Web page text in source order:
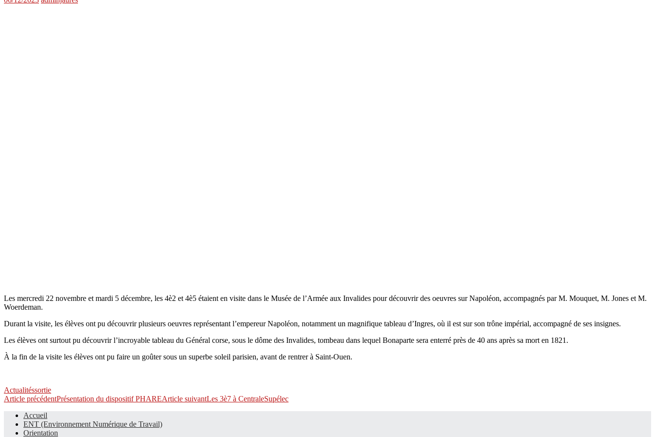
Les mercredi 22 novembre et mardi 5 décembre, les 4è2 et 4è5 étaient en visite dans le Musée de l’Armée aux Invalides pour découvrir des oeuvres sur Napoléon, accompagnés par M. Mouquet, M. Jones et M.
Woerdeman.
Durant la visite, les élèves ont pu découvrir plusieurs oeuvres représentant l’empereur Napoléon, notamment un magnifique tableau d’Ingres, où il est sur son trône impérial, accompagné de ses insignes.
Les élèves ont surtout pu découvrir l’incroyable tableau du Général corse, sous le dôme des Invalides, tombeau dans lequel Bonaparte sera enterré près de 40 ans après sa mort en 1821.
À la fin de la visite les élèves ont pu faire un goûter sous un superbe soleil parisien, avant de rentrer à Saint-Ouen.
Actualitéssortie
Navigation
des
articles
Article précédentPrésentation du dispositif PHAREArticle suivantLes 3è7 à CentraleSupélec
Le site du collège
Accueil
ENT (Environnement Numérique de Travail)
Orientation